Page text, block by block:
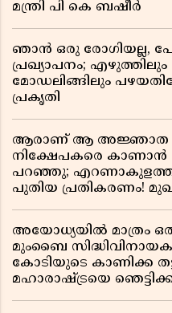
മന്ത്രി പി കെ ബഷീർ
ഞാൻ ഒരു രോഗിയല്ല,
പ്രഖ്യാപനം;
മോഡലിങ്ങിലും
പ്രകൃതി
ആരാണ് ആ അജ്ഞാത
നിക്ഷേപകരെ കാണാൻ
പറഞ്ഞു; എറണാകുളത്ത്
പുതിയ പ്രതികരണം!
അയോധ്യയിൽ മാത്രം
മുംബൈ സിദ്ധിവിനായക
കോടിയുടെ കാണിക്ക
മഹാരാഷ്ട്രയെ